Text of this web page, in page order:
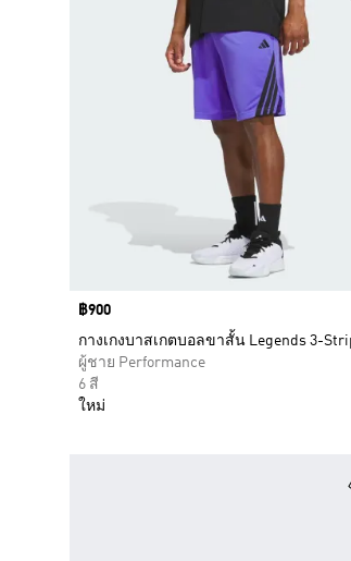
Price
฿900
กางเกงบาสเกตบอลขาสั้น Legends 3-
ผู้ชาย Performance
6 สี
ใหม่